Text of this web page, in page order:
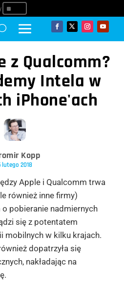
^
z Qualcomm?
Intela w
iPhone'ach
Kopp
lutego 2018
Apple i Qualcomm trwa
również inne firmy)
pobieranie nadmiernych
się z potentatem
mobilnych w kilku krajach.
dopatrzyła się
nakładając na